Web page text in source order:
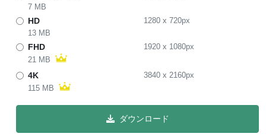
7 MB
HD 1280x 720px
13 MB
FHD 1920x 1080px
21 MB
4K 3840x 2160px
115 MB
ダウンロード